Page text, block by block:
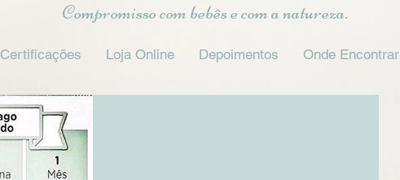
Compromisso com bebês e com a natureza.
Certificações Loja Online Depoimentos Onde Encontrar